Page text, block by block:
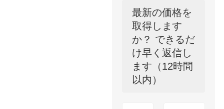
最新の価格を
取得します
か？ できるだ
け早く返信し
ます（12時間
以内）